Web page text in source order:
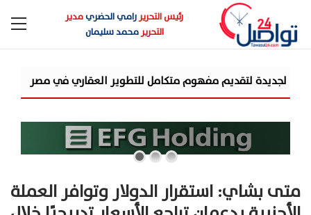
رئيس التحريررامي الحضريمدير
التحريرمحمد سليمان
شركة «AIG» تتعاون مع «CSCEC الصينية» بمشروع «AI Tower» بأعلى المعايير العالمية
متى بشاي: استقرار الدولار وتوافر العملة